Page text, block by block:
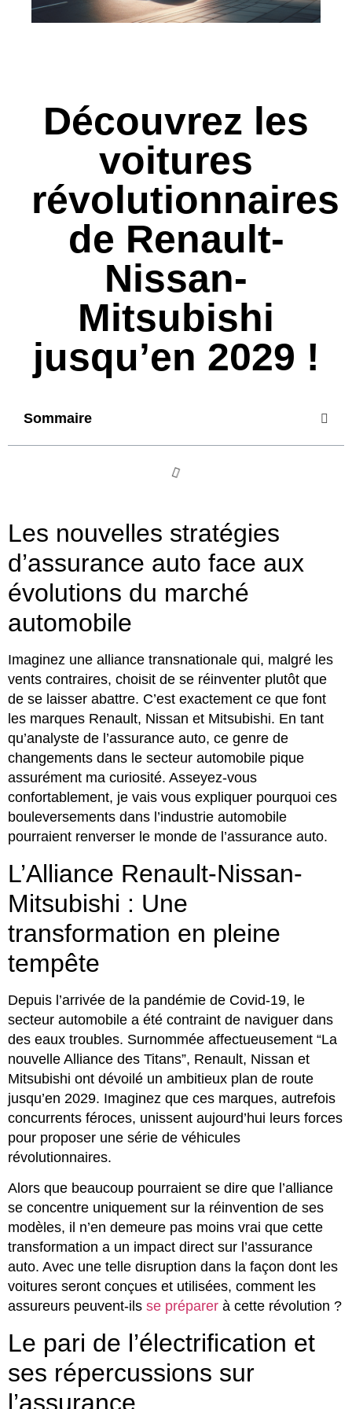
Découvrez les
voitures
révolutionnaires
de Renault-
Nissan-
Mitsubishi
jusqu’en 2029 !
Sommaire
Les nouvelles stratégies
d’assurance auto face aux
évolutions du marché
automobile
Imaginez une alliance transnationale qui, malgré les
vents contraires, choisit de se réinventer plutôt que
de se laisser abattre. C’est exactement ce que font
les marques Renault, Nissan et Mitsubishi. En tant
qu’analyste de l’assurance auto, ce genre de
changements dans le secteur automobile pique
assurément ma curiosité. Asseyez-vous
confortablement, je vais vous expliquer pourquoi ces
bouleversements dans l’industrie automobile
pourraient renverser le monde de l’assurance auto.
L’Alliance Renault-Nissan-
Mitsubishi : Une
transformation en pleine
tempête
Depuis l’arrivée de la pandémie de Covid-19, le
secteur automobile a été contraint de naviguer dans
des eaux troubles. Surnommée affectueusement “La
nouvelle Alliance des Titans”, Renault, Nissan et
Mitsubishi ont dévoilé un ambitieux plan de route
jusqu’en 2029. Imaginez que ces marques, autrefois
concurrents féroces, unissent aujourd’hui leurs forces
pour proposer une série de véhicules
révolutionnaires.
Alors que beaucoup pourraient se dire que l’alliance
se concentre uniquement sur la réinvention de ses
modèles, il n’en demeure pas moins vrai que cette
transformation a un impact direct sur l’assurance
auto. Avec une telle disruption dans la façon dont les
voitures seront conçues et utilisées, comment les
assureurs peuvent-ils se préparer à cette révolution ?
Le pari de l’électrification et
ses répercussions sur
l’assurance